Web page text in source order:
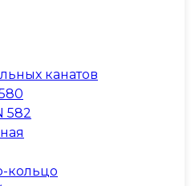
канатов
582
кольцо